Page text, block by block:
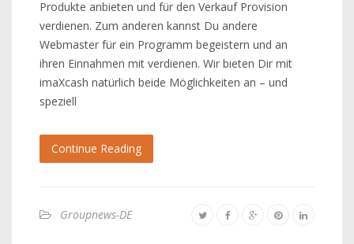
Produkte anbieten und für den Verkauf Provision
verdienen. Zum anderen kannst Du andere
Webmaster für ein Programm begeistern und an
ihren Einnahmen mit verdienen. Wir bieten Dir mit
imaXcash natürlich beide Möglichkeiten an – und
speziell
Continue Reading
Groupnews-DE